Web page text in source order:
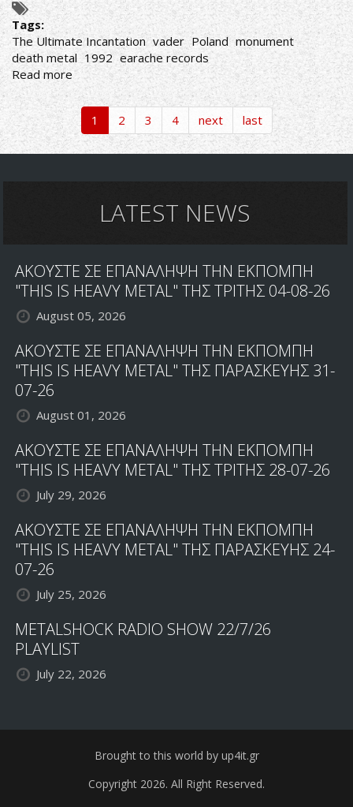
Tags:
The Ultimate Incantation vader Poland monument
death metal 1992 earache records
Read more about
Vader-
The
Ultimate
Incantation
1 2 3 4 next last
LATEST NEWS
ΑΚΟΥΣΤΕ ΣΕ ΕΠΑΝΑΛΗΨΗ ΤΗΝ ΕΚΠΟΜΠΗ
"THIS IS HEAVY METAL" ΤΗΣ ΤΡΙΤΗΣ 04-08-26
August 05, 2026
ΑΚΟΥΣΤΕ ΣΕ ΕΠΑΝΑΛΗΨΗ ΤΗΝ ΕΚΠΟΜΠΗ
"THIS IS HEAVY METAL" ΤΗΣ ΠΑΡΑΣΚΕΥΗΣ 31-
07-26
August 01, 2026
ΑΚΟΥΣΤΕ ΣΕ ΕΠΑΝΑΛΗΨΗ ΤΗΝ ΕΚΠΟΜΠΗ
"THIS IS HEAVY METAL" ΤΗΣ ΤΡΙΤΗΣ 28-07-26
July 29, 2026
ΑΚΟΥΣΤΕ ΣΕ ΕΠΑΝΑΛΗΨΗ ΤΗΝ ΕΚΠΟΜΠΗ
"THIS IS HEAVY METAL" ΤΗΣ ΠΑΡΑΣΚΕΥΗΣ 24-
07-26
July 25, 2026
METALSHOCK RADIO SHOW 22/7/26
PLAYLIST
July 22, 2026
Brought to this world by up4it.gr
Copyright 2026. All Right Reserved.